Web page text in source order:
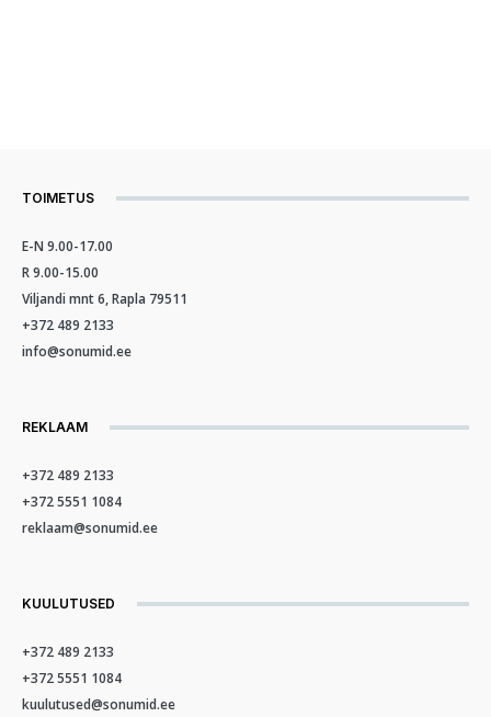
TOIMETUS
E-N 9.00-17.00
R 9.00-15.00
Viljandi mnt 6, Rapla 79511
+372 489 2133
info@sonumid.ee
REKLAAM
+372 489 2133
+372 5551 1084
reklaam@sonumid.ee
KUULUTUSED
+372 489 2133
+372 5551 1084
kuulutused@sonumid.ee